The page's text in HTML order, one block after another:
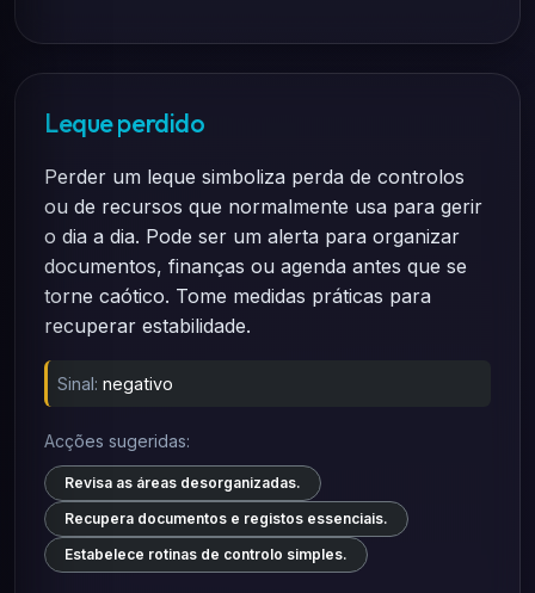
Leque perdido
Perder um leque simboliza perda de controlos
ou de recursos que normalmente usa para gerir
o dia a dia. Pode ser um alerta para organizar
documentos, finanças ou agenda antes que se
torne caótico. Tome medidas práticas para
recuperar estabilidade.
Sinal: negativo
Acções sugeridas:
Revisa as áreas desorganizadas.
Recupera documentos e registos essenciais.
Estabelece rotinas de controlo simples.